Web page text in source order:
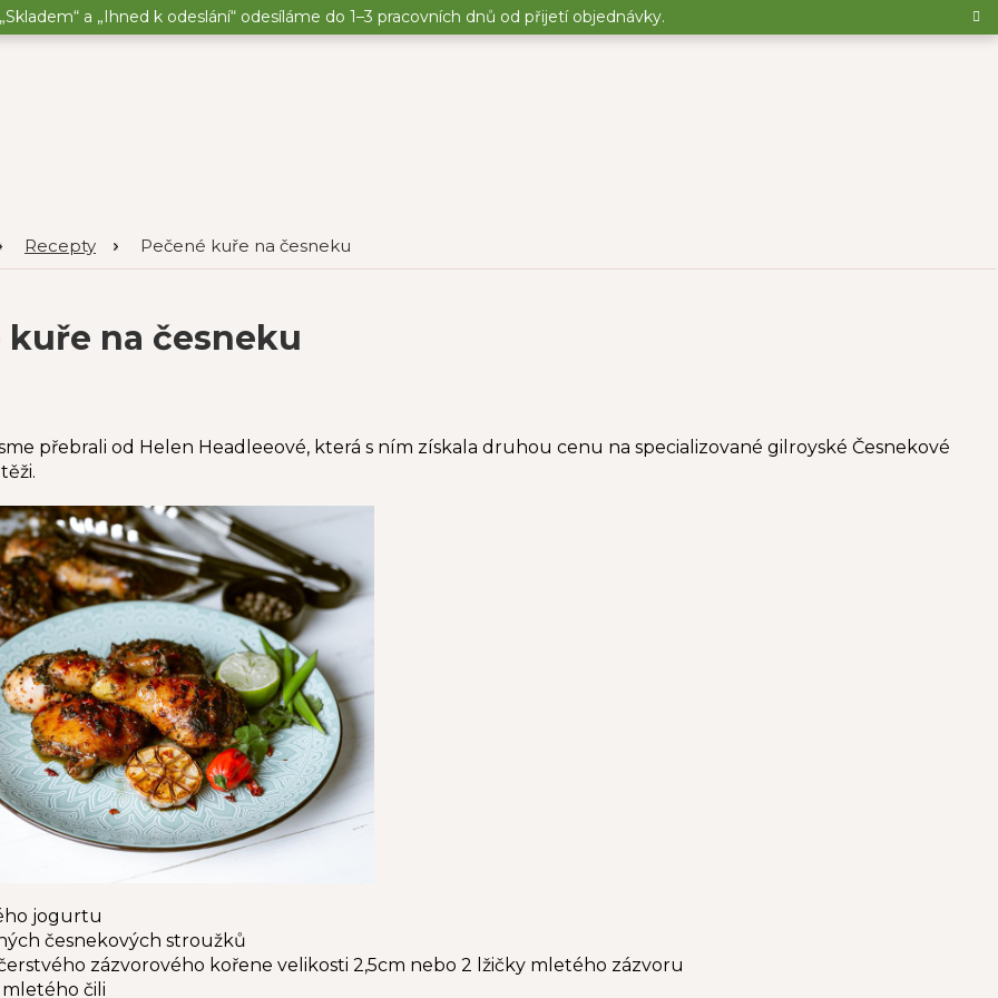
a „Ihned k odeslání“ odesíláme do 1–3 pracovních dnů od přijetí objednávky.
Recepty Pečené kuře na česneku
kuře na česneku
přebrali od Helen Headleeové, která s ním získala druhou cenu na specializované gilroyské Česnekové
jogurtu
česnekových stroužků
zázvorového kořene velikosti 2,5cm nebo 2 lžičky mletého zázvoru
čili